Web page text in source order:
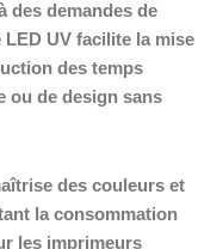
des demandes de
UV facilite la mise
des temps
ou de design sans
des couleurs et
la consommation
les imprimeurs